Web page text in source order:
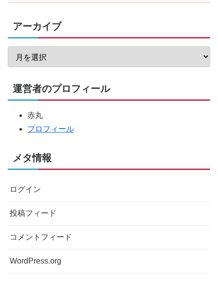
アーカイブ
運営者のプロフィール
赤丸
プロフィール
メタ情報
ログイン
投稿フィード
コメントフィード
WordPress.org